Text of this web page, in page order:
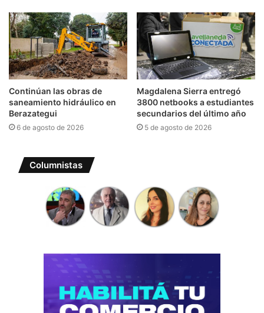
Continúan las obras de
saneamiento hidráulico en
Berazategui
6 de agosto de 2026
Magdalena Sierra entregó
3800 netbooks a estudiantes
secundarios del último año
5 de agosto de 2026
Columnistas